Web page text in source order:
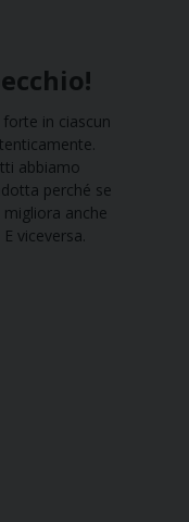
in ciascun
abbiamo
perché se
anche
viceversa.